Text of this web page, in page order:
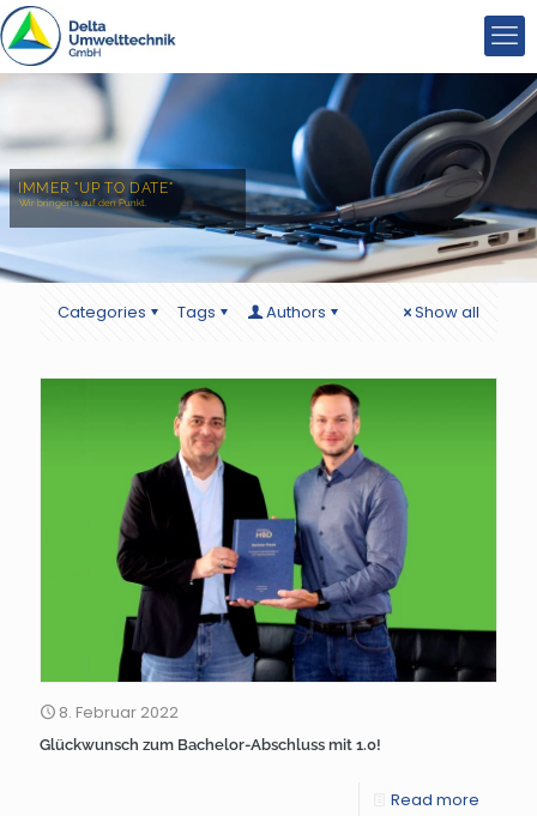
IMMER "UP TO DATE"
Wir bringen’s auf den Punkt.
Categories Tags Authors Show all
8. Februar 2022
Glückwunsch zum Bachelor-Abschluss mit 1.0!
Read more